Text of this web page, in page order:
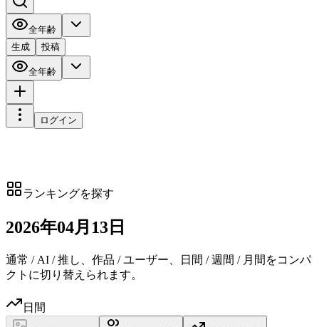
全年齢
生成
投稿
全年齢
ログイン
ランキングを探す
2026年04月 13日
通常 / AI / 推し、作品 / ユーザー、日間 / 週間 / 月間をコンパ
クトに切り替えられます。
日間